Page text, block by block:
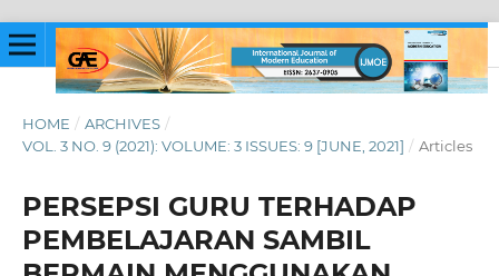
HOME / ARCHIVES /
VOL. 3 NO. 9 (2021): VOLUME: 3 ISSUES: 9 [JUNE, 2021] / Articles
PERSEPSI GURU TERHADAP
PEMBELAJARAN SAMBIL